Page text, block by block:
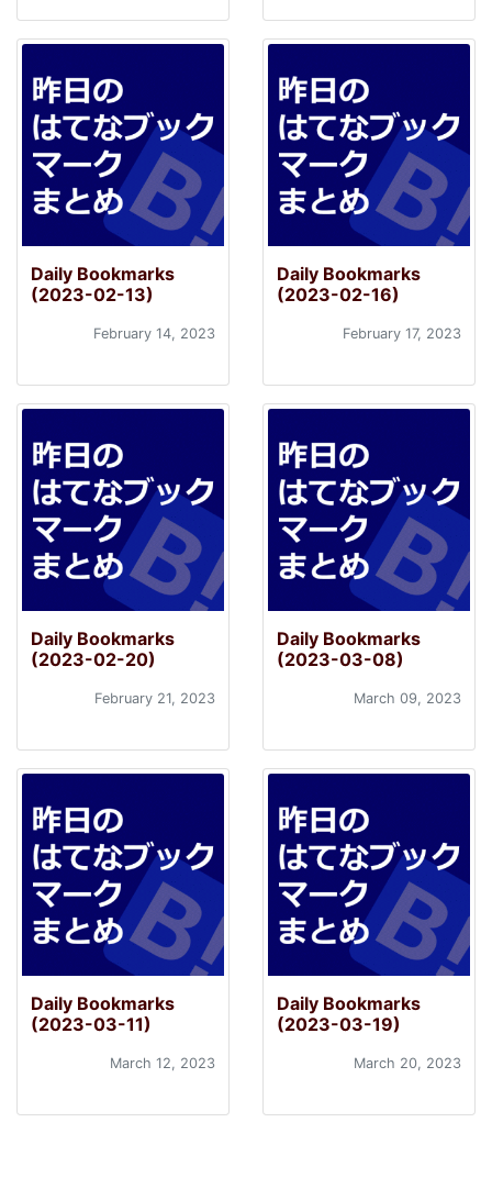
Daily Bookmarks
(2023-02-13)
February 14, 2023
Daily Bookmarks
(2023-02-16)
February 17, 2023
Daily Bookmarks
(2023-02-20)
February 21, 2023
Daily Bookmarks
(2023-03-08)
March 09, 2023
Daily Bookmarks
(2023-03-11)
March 12, 2023
Daily Bookmarks
(2023-03-19)
March 20, 2023